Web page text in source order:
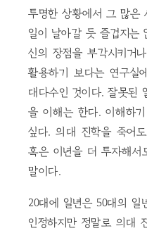
투명한 상황에서 그 많은
일이 날아갈 듯 즐겁지는
신의 장점을 부각시키거
활용하기 보다는 연구실
대다수인 것이다. 잘못된
을 이해는 한다. 이해하
싶다. 의대 진학을 죽어
혹은 이년을 더 투자해서
말이다.
20대에 일년은 50대의 일
인정하지만 정말로 의대